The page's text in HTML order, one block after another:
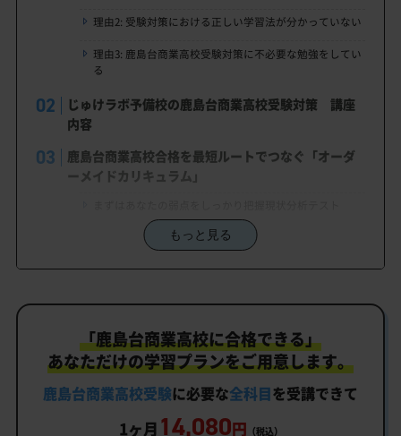
理由2: 受験対策における正しい学習法が分かっていない
理由3: 鹿島台商業高校受験対策に不必要な勉強をしてい
る
じゅけラボ予備校の鹿島台商業高校受験対策 講座
内容
鹿島台商業高校合格を最短ルートでつなぐ「オーダ
ーメイドカリキュラム」
あなただけの学習計画だから成果が出る！鹿島台商業高
校合格に向けた受験対策カリキュラム
生徒にピッタリ合った「鹿島台商業高校対策のオー
ダーメイドカリキュラム」だから成果が出る！
カリキュラムや料金についてお気軽にご相談くださ
もっと見る
「鹿島台商業高校に合格できる」
あなただけの学習プランをご用意します。
鹿島台商業高校受験に必要な全科目を受講できて
1ヶ月 14,080円 （税込）